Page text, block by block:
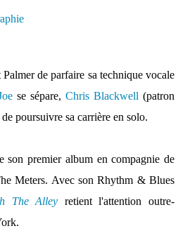
de parfaire sa technique vocale
se sépare, Chris Blackwell (patron
poursuivre sa carrière en solo.
son premier album en compagnie de
Meters. Avec son Rhythm & Blues
The Alley retient l'attention outre-